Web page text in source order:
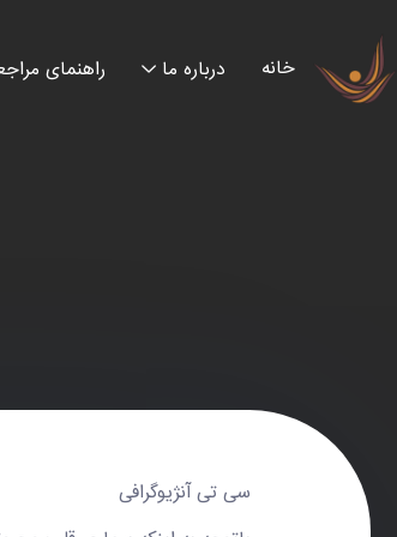
خانه درباره ما راهنمای
سی تی آنژیوگرافی